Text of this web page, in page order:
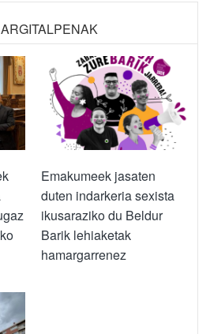
Emakumeek jasaten
duten indarkeria sexista
ikusaraziko du Beldur
Barik lehiaketak
hamargarrenez